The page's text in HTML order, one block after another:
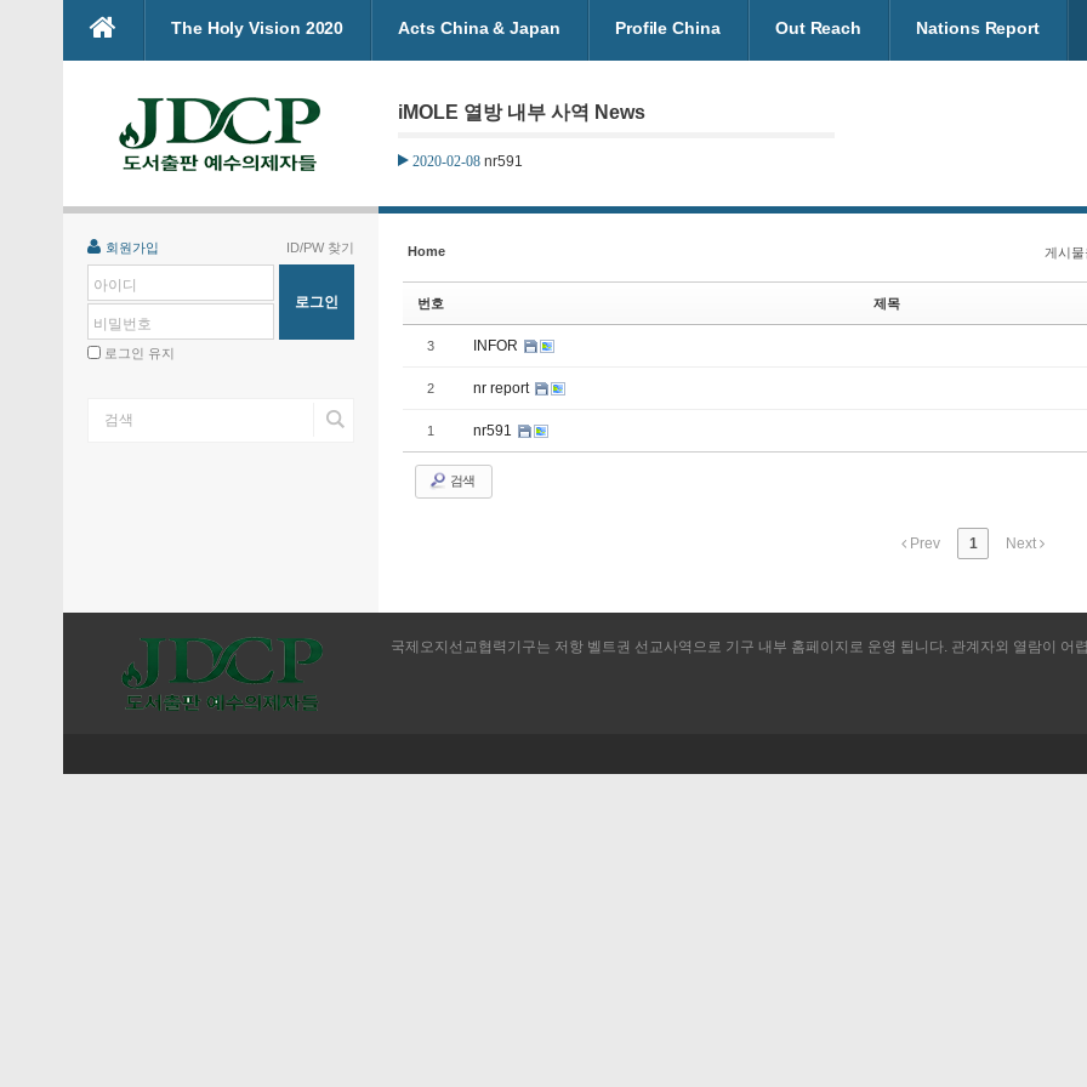
본문으로 바로가기
The Holy Vision 2020 Acts China & Japan Profile China Out Reach Nations Report
iMOLE 열방 내부 사역 News
2020-02-08 nr591
회원가입 ID/PW 찾기
아이디
비밀번호
로그인 유지
Home 게시
번호 제목
3 INFOR
2 nr report
1 nr591
검색
Prev 1 Next
국제오지선교협력기구는 저항 벨트권 선교사역으로 기구 내부 홈페이지로 운영 됩니다. 관계자외 열람이 어
Sketchbook5, 스케치북5
Sketchbook5, 스케치북5
Sketchbook5, 스케치북5
Sketchbook5, 스케치북5